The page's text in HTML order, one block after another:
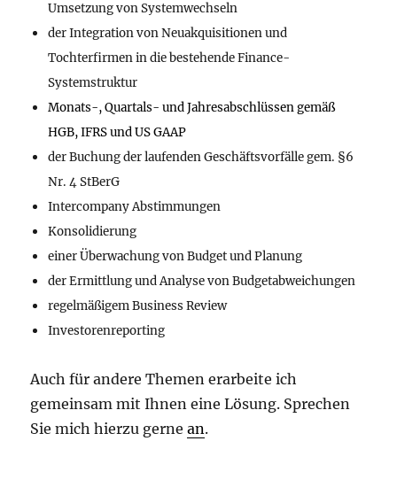
Umsetzung von Systemwechseln
der Integration von Neuakquisitionen und
Tochterfirmen in die bestehende Finance-
Systemstruktur
Monats-, Quartals- und Jahresabschlüssen gemäß
HGB, IFRS und US GAAP
der Buchungder laufenden Geschäftsvorfälle gem. §6
Nr. 4 StBerG
Intercompany Abstimmungen
Konsolidierung
einer Überwachung von Budget und Planung
der Ermittlung und Analyse von Budgetabweichungen
regelmäßigem Business Review
Investorenreporting
Auch für andere Themen erarbeite ich
gemeinsam mit Ihnen eine Lösung. Sprechen
Sie mich hierzu gernean.